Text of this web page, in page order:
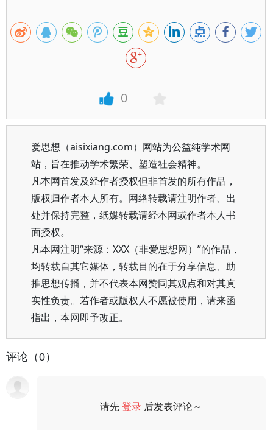
0
爱思想（aisixiang.com）网站为公益纯学术网
站，旨在推动学术繁荣、塑造社会精神。
凡本网首发及经作者授权但非首发的所有作品，
版权归作者本人所有。网络转载请注明作者、出
处并保持完整，纸媒转载请经本网或作者本人书
面授权。
凡本网注明“来源：XXX（非爱思想网）”的作品，
均转载自其它媒体，转载目的在于分享信息、助
推思想传播，并不代表本网赞同其观点和对其真
实性负责。若作者或版权人不愿被使用，请来函
指出，本网即予改正。
评论（0）
请先登录 后发表评论～